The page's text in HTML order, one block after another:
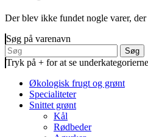
Der blev ikke fundet nogle varer,
Søg på varenavn
Søg
Tryk på + for at se underkategorierne
Økologisk frugt og grønt
Specialiteter
Snittet grønt
Kål
Rødbeder